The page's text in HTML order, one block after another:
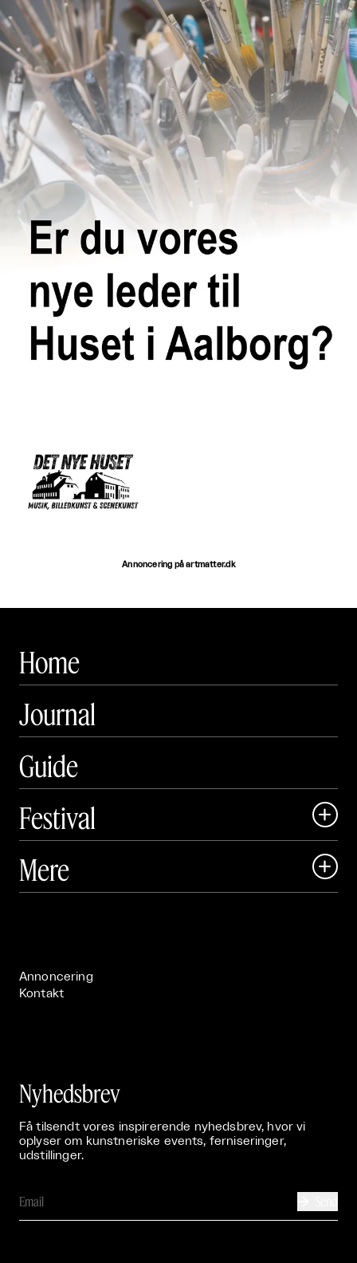
Annoncering på artmatter.dk
Home
Journal
Guide
Festival

 Art Matter Festival
Mere 
Annoncering
Kontakt
Nyhedsbrev
Få tilsendt vores inspirerende nyhedsbrev, hvor vi
oplyser om kunstneriske events, ferniseringer,
udstillinger.